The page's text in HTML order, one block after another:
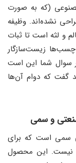
(که به صورت
نشده‌اند. وظیفه
و لثه است تا ثبات
زیست‌سازگار
سوال شما این است
گفت که دوام آن‌ها
و سمی
سمی است که برای
نیست. این محصول